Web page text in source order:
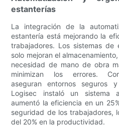
estanterías
La integración de la
estantería está mejorando la
trabajadores. Los sistemas de
solo mejoran el
necesidad de mano de obra
minimizan los errores.
aseguran entornos seguros
Logisec instaló un sistema
aumentó la eficiencia en un
seguridad de los trabajadores,
del 20% en la productividad.